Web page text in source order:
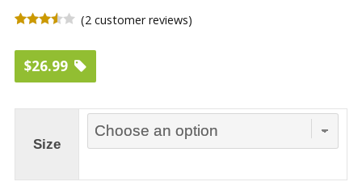
3.50
of 5
on
ratings
(2 customer reviews)
$26.99
Size